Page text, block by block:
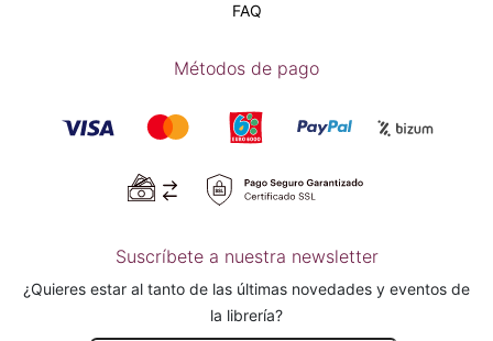
FAQ
Métodos de pago
Suscríbete a nuestra newsletter
¿Quieres estar al tanto de las últimas novedades y eventos de
la librería?